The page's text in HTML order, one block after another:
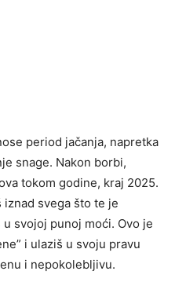
period jačanja, napretka
snage. Nakon borbi,
tokom godine, kraj 2025.
svega što te je
svojoj punoj moći. Ovo je
i ulaziš u svoju pravu
i nepokolebljivu.